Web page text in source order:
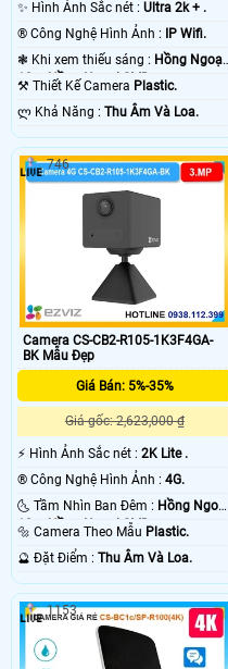
✨ Hình Ảnh Sắc nét : Ultra 2k + .
®️ Công Nghệ Hình Ảnh :
IP Wifi.
❃ Khi xem thiếu sáng : Hồng Ngoại
10m Hồng Ngoại SMD.
⚒ Thiết Kế Camera Plastic.
️ლ Khả Năng : Thu Âm Và Loa.
Camera CS-CB2-R105-1K3F4GA-
BK Mẫu Đẹp
Giá Bán: 5%-35%
Giá gốc: 2,623,000 ₫
️⚡ Hình Ảnh Sắc nét : 2K Lite .
®️ Công Nghệ Hình Ảnh : 4G.
🌜 Tầm Nhìn Ban Đêm : Hồng Ngoại
10m Hồng Ngoại SMD.
🔩 Camera Theo Mẫu Plastic.
️🔮 Đặt Điểm : Thu Âm Và Loa.
746
1153